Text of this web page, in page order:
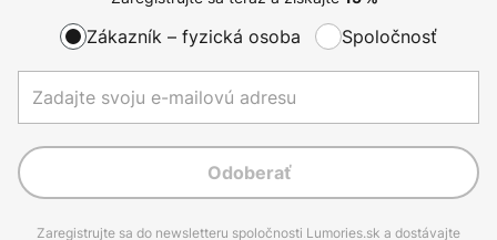
Zákazník – fyzická osoba Spoločnosť
Odoberať
Zaregistrujte sa do newsletteru spoločnosti Lumories.sk a dostávajte